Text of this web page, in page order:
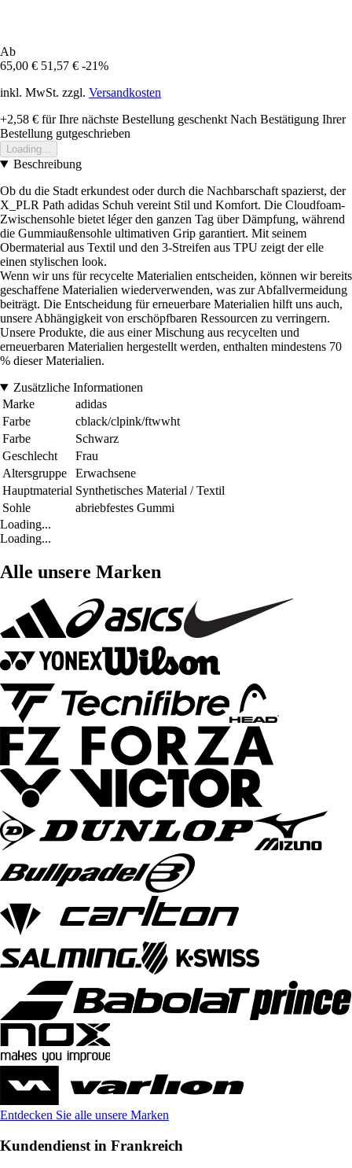
Ab
65,00 € 51,57 € -21%
inkl. MwSt. zzgl. Versandkosten
+2,58 € für Ihre nächste Bestellung geschenkt Nach Bestätigung Ihrer
Bestellung gutgeschrieben
Loading...
Beschreibung
Ob du die Stadt erkundest oder durch die Nachbarschaft spazierst, der
X_PLR Path adidas Schuh vereint Stil und Komfort. Die Cloudfoam-
Zwischensohle bietet léger den ganzen Tag über Dämpfung, während
die Gummiaußensohle ultimativen Grip garantiert. Mit seinem
Obermaterial aus Textil und den 3-Streifen aus TPU zeigt der elle
einen stylischen look.
Wenn wir uns für recycelte Materialien entscheiden, können wir bereits
geschaffene Materialien wiederverwenden, was zur Abfallvermeidung
beiträgt. Die Entscheidung für erneuerbare Materialien hilft uns auch,
unsere Abhängigkeit von erschöpfbaren Ressourcen zu verringern.
Unsere Produkte, die aus einer Mischung aus recycelten und
erneuerbaren Materialien hergestellt werden, enthalten mindestens 70
% dieser Materialien.
Zusätzliche Informationen
Marke
adidas
Farbe
cblack/clpink/ftwwht
Farbe
Schwarz
Geschlecht
Frau
Altersgruppe
Erwachsene
Hauptmaterial Synthetisches Material / Textil
Sohle
abriebfestes Gummi
Loading...
Loading...
Alle unsere Marken
Entdecken Sie alle unsere Marken
Kundendienst in Frankreich